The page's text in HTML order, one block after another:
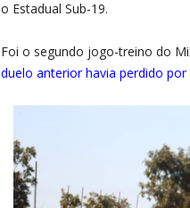
o Estadual Sub-19.
Foi o segundo jogo-treino do
duelo anterior havia perdido